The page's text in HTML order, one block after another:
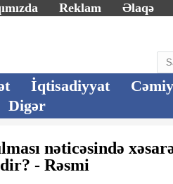
Reklam Əlaqə
İqtisadiyyat
Digər
nəticəsində
- Rəsmi